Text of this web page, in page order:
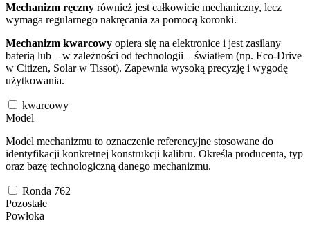
Mechanizm ręczny również jest całkowicie mechaniczny, lecz
wymaga regularnego nakręcania za pomocą koronki.
Mechanizm kwarcowy opiera się na elektronice i jest zasilany
baterią lub – w zależności od technologii – światłem (np. Eco-Drive
w Citizen, Solar w Tissot). Zapewnia wysoką precyzję i wygodę
użytkowania.
kwarcowy
Model
Model mechanizmu to oznaczenie referencyjne stosowane do
identyfikacji konkretnej konstrukcji kalibru. Określa producenta, typ
oraz bazę technologiczną danego mechanizmu.
Ronda 762
Pozostałe
Powłoka